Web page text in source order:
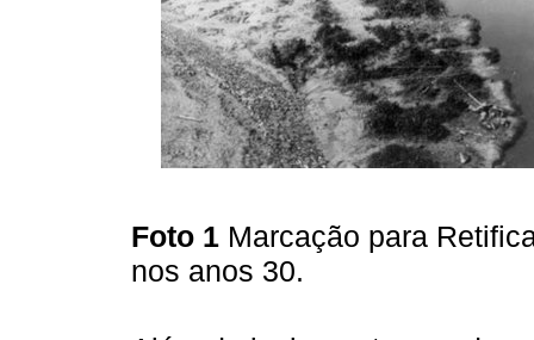
Foto 1 Marcação para
nos anos 30.